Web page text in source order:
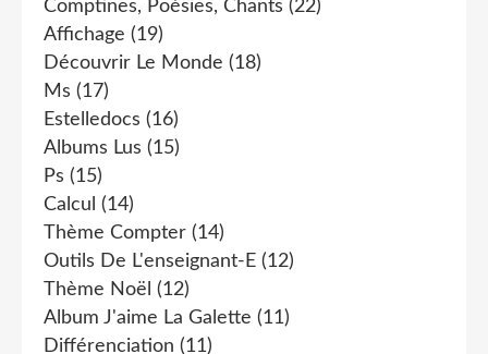
Comptines, Poésies, Chants (22)
Affichage (19)
Découvrir Le Monde (18)
Ms (17)
Estelledocs (16)
Albums Lus (15)
Ps (15)
Calcul (14)
Thème Compter (14)
Outils De L'enseignant-E (12)
Thème Noël (12)
Album J'aime La Galette (11)
Différenciation (11)